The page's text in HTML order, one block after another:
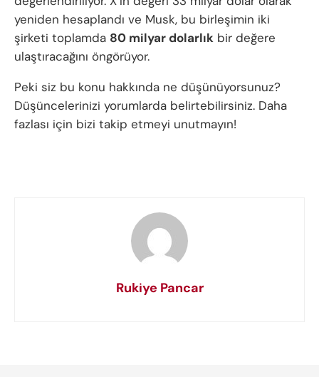
yeniden hesaplandı ve Musk, bu birleşimin iki
şirketi toplamda 80 milyar dolarlık bir değere
ulaştıracağını öngörüyor.
Peki siz bu konu hakkında ne düşünüyorsunuz?
Düşüncelerinizi yorumlarda belirtebilirsiniz. Daha
fazlası için bizi takip etmeyi unutmayın!
Rukiye Pancar